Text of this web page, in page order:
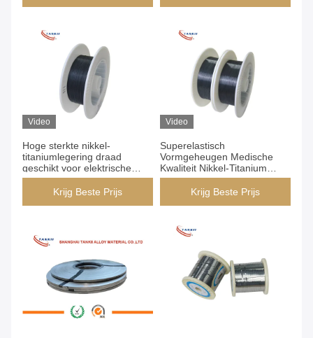
Video
Hoge sterkte nikkel-
titaniumlegering draad
geschikt voor elektrische
componenten in de
scheepvaart en
Krijg Beste Prijs
Video
Superelastisch
Vormgeheugen Medische
Kwaliteit Nikkel-Titanium
Legeringsdraad NiTi Draad
voor Medische en Industriële
Krijg Beste Prijs